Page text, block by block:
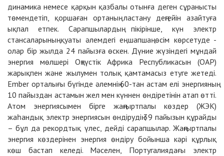
динамика немесе қарқын қазбалы отынға деген сұранысты
төмендетіп, қоршаған ортаның ластану деңгейін азайтуға
ықпал етпек. Сарапшылардың пікірінше, күн электр
стансаларының қуаты әлемдегі ең шапшаң өсім көрсетуде -
олар бір жылда 24 пайызға өскен. Дүние жүзіндегі мұндай
энергия мөлшері Оңтүстік Африка Республикасын (ОАР)
жарықпен және жылумен толық қамтамасыз етуге жетеді.
Ember орталығы бүгінде әлемнің 60-тан астам елі энергияның
10 пайыздан астамын жел мен күннен өндіретінін атап өтті.
Атом энергиясымен бірге жаңғыртпалы көздер (ЖЭК)
жаһандық электр энергиясын өндірудің 39 пайызын құрайды
– бұл да рекордтық үлес, дейді сарапшылар. Жаңғыртпалы
энергия көздерінен энергия өндіру бойынша кәрі құрлық
көш бастап келеді. Мәселен, Португалиядағы электр